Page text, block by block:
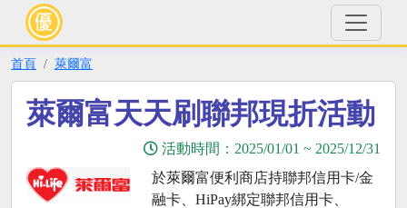
首頁 萊爾富
萊爾富天天刷聯邦現折活動
活動時間： 2025/01/01 ~ 2025/12/31
於萊爾富便利商店持聯邦信用卡/金
融卡、HiPay綁定聯邦信用卡、